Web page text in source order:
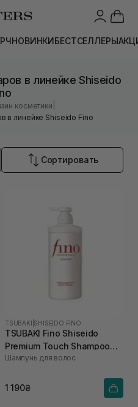
НОВИНКИБЕСТСЕЛЛЕРЫ
в линейке Shiseido
косметики
в линейке Shiseido Fino
Сортировать
TSUBAKI SHISEIDO FINO
TSUBAKI Fino Shiseido
Premium Touch Shampoo
550 мл
Шампунь для волос
1 190₴